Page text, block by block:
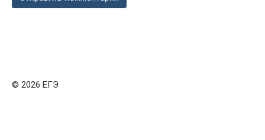
© 2026 ЕГЭ